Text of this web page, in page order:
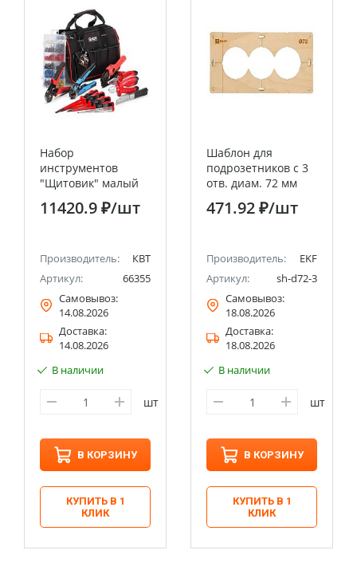
Набор
инструментов
"Щитовик" малый
НИЭ-03 КВТ
11420.9 ₽/шт
Производитель:
КВТ
Артикул:
66355
Самовывоз:
14.08.2026
Доставка:
14.08.2026
В наличии
шт
В КОРЗИНУ
КУПИТЬ В 1
КЛИК
Шаблон для
подрозетников c 3
отв. диам. 72 мм
EKF Expert
471.92 ₽/шт
Производитель:
EKF
Артикул:
sh-d72-3
Самовывоз:
18.08.2026
Доставка:
18.08.2026
В наличии
шт
В КОРЗИНУ
КУПИТЬ В 1
КЛИК